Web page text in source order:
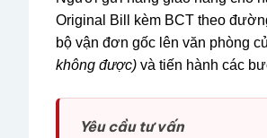
Original Bill kèm BCT theo
bộ vận đơn gốc lên văn phòng
không được) và tiến hành các
Yêu cầu tư vấn